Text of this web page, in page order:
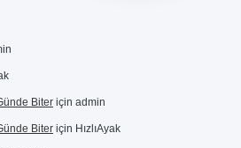
Biter için admin
Biter için HızlıAyak